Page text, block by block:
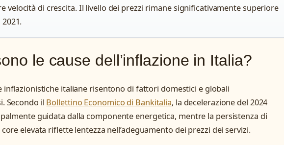
velocità di crescita. Il livello dei prezzi rimane significativamente superiore
le cause dell’inflazione in Italia?
inflazionistiche italiane risentono di fattori domestici e globali
Secondo il Bollettino Economico di Bankitalia, la decelerazione del 2024
guidata dalla componente energetica, mentre la persistenza di
core elevata riflette lentezza nell’adeguamento dei prezzi dei servizi.